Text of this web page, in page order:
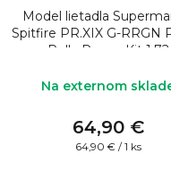
Model lietadla
Spitfire PR.XIX G-RRGN
Rolls-Royce Kit 1:72
Na externom
64,90 €
Jednotková
64,90 € / 1 ks